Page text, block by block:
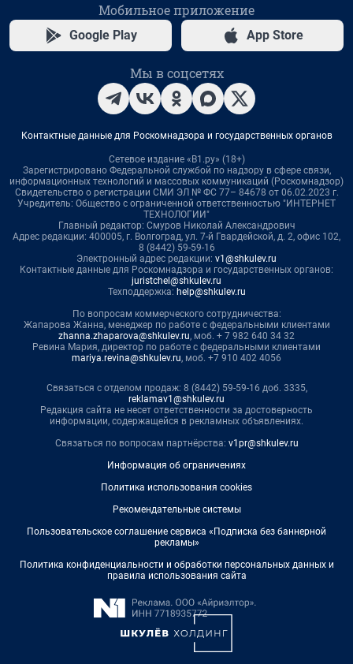
Мобильное приложение
Google Play App Store
Мы в соцсетях
Контактные данные для Роскомнадзора и государственных органов
Сетевое издание «В1.ру» (18+)
Зарегистрировано Федеральной службой по надзору в сфере связи,
информационных технологий и массовых коммуникаций (Роскомнадзор)
Свидетельство о регистрации СМИ ЭЛ № ФС 77– 84678 от 06.02.2023 г.
Учредитель: Общество с ограниченной ответственностью "ИНТЕРНЕТ
ТЕХНОЛОГИИ"
Главный редактор: Смуров Николай Александрович
Адрес редакции: 400005, г. Волгоград, ул. 7-й Гвардейской, д. 2, офис 102,
8 (8442) 59-59-16
Электронный адрес редакции: v1@shkulev.ru
Контактные данные для Роскомнадзора и государственных органов:
juristchel@shkulev.ru
Техподдержка: help@shkulev.ru
По вопросам коммерческого сотрудничества:
Жапарова Жанна, менеджер по работе с федеральными клиентами
zhanna.zhaparova@shkulev.ru, моб. + 7 982 640 34 32
Ревина Мария, директор по работе с федеральными клиентами
mariya.revina@shkulev.ru, моб. +7 910 402 4056
Связаться с отделом продаж: 8 (8442) 59-59-16 доб. 3335,
reklamav1@shkulev.ru
Редакция сайта не несет ответственности за достоверность
информации, содержащейся в рекламных объявлениях.
Связаться по вопросам партнёрства: v1pr@shkulev.ru
Информация об ограничениях
Политика использования cookies
Рекомендательные системы
Пользовательское соглашение сервиса «Подписка без баннерной
рекламы»
Политика конфиденциальности и обработки персональных данных и
правила использования сайта